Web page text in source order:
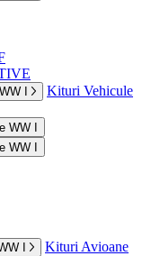
I
Kituri Vehicule
WW I
WW I
I
Kituri Avioane